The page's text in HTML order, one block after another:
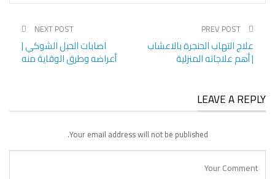
علاج التهاب الحنجرة بالاعشاب
| أهم علاجاته المنزلية
NEXT POST
اصابات الحبل الشوكي |
أعراضه وطرق الوقاية منه
LEAVE A REPLY
Your email address will not be published.